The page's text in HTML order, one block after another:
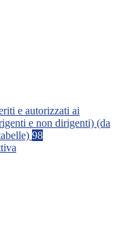
e autorizzati ai
e non dirigenti) (da
98